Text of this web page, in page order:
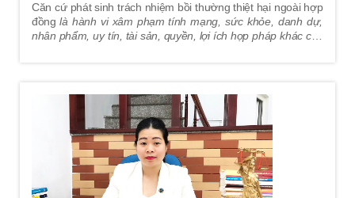
Căn cứ phát sinh trách nhiệm bồi thường thiệt hại ngoài hợp
đồnglà hành vi xâm phạm tính mạng, sức khỏe, danh dự,
nhân phẩm, uy tín, tài sản, quyền, lợi ích hợp pháp khác của